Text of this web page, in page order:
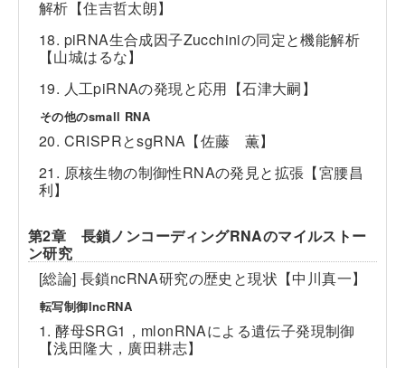
解析【住吉哲太朗】
18. piRNA生合成因子Zucchiniの同定と機能解析
【山城はるな】
19. 人工piRNAの発現と応用【石津大嗣】
その他のsmall RNA
20. CRISPRとsgRNA【佐藤 薫】
21. 原核生物の制御性RNAの発見と拡張【宮腰昌
利】
第2章 長鎖ノンコーディングRNAのマイルストー
ン研究
[総論] 長鎖ncRNA研究の歴史と現状【中川真一】
転写制御lncRNA
1. 酵母SRG1，mlonRNAによる遺伝子発現制御
【浅田隆大，廣田耕志】